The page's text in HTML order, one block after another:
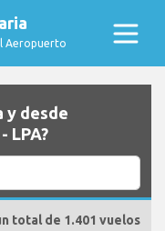
Aeropuerto
y desde
LPA?
total de 1.401 vuelos